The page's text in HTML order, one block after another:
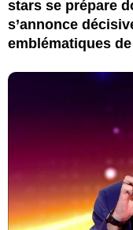
stars se prépare
s’annonce
emblématiques